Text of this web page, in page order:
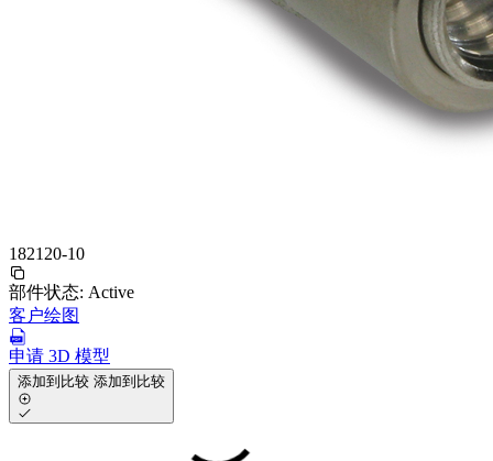
182120-10
部件状态: Active
客户绘图
申请 3D 模型
添加到比较 添加到比较